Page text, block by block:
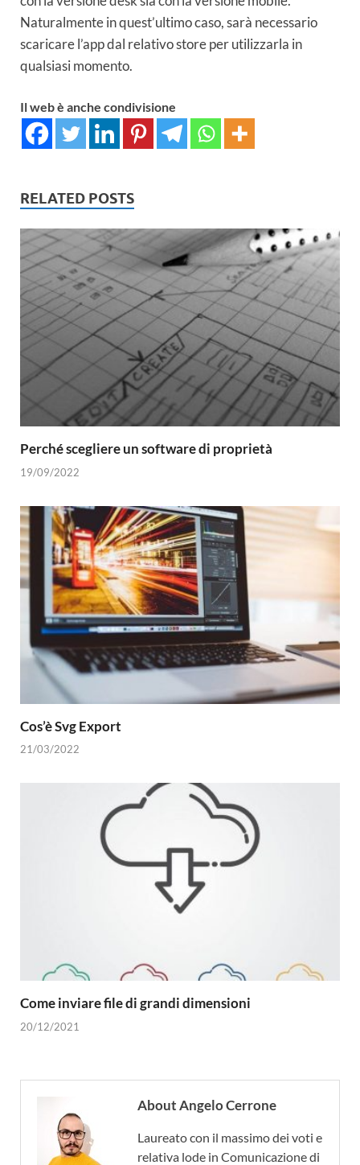
Naturalmente in quest’ultimo caso, sarà necessario
scaricare l’app dal relativo store per utilizzarla in
qualsiasi momento.
Il web è anche condivisione
RELATED POSTS
Perché scegliere un software di proprietà
19/09/2022
Cos’è Svg Export
21/03/2022
Come inviare file di grandi dimensioni
20/12/2021
About Angelo Cerrone
Laureato con il massimo dei voti e
relativa lode in Comunicazione di